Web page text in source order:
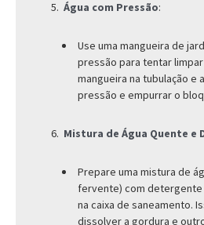
Água com Pressão:
Use uma mangueira de
pressão para tentar
mangueira na tubulação e
pressão e empurrar o
Mistura de Água Quente e
Prepare uma mistura de
fervente) com detergente
na caixa de saneamento.
dissolver a gordura e